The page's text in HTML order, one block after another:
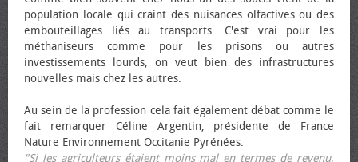
population locale qui craint des nuisances olfactives ou des
embouteillages liés au transports. C'est vrai pour les
méthaniseurs comme pour les prisons ou autres
investissements lourds, on veut bien des infrastructures
nouvelles mais chez les autres.
Au sein de la profession cela fait également débat comme le
fait remarquer Céline Argentin, présidente de France
Nature Environnement Occitanie Pyrénées.
"Si les agriculteurs étaient moins mal en termes de revenu,